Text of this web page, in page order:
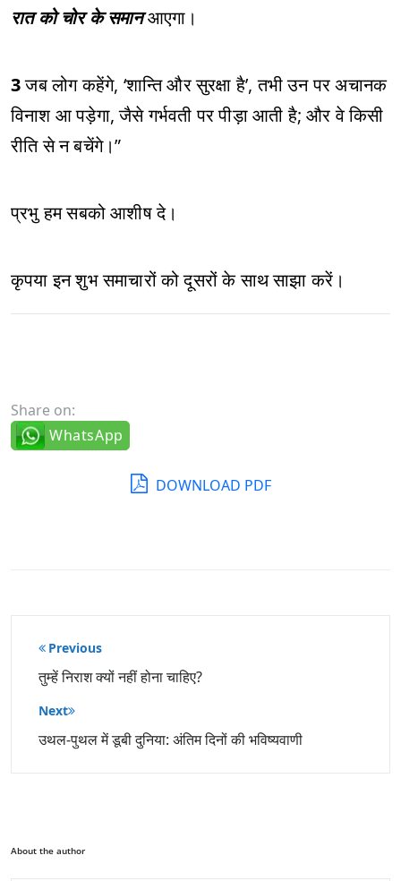
रात को चोर के समानआएगा।
3जब लोग कहेंगे, ‘शान्ति और सुरक्षा है’, तभी उन पर अचानक
विनाश आ पड़ेगा, जैसे गर्भवती पर पीड़ा आती है; और वे किसी
रीति से न बचेंगे।”
प्रभु हम सबको आशीष दे।
कृपया इन शुभ समाचारों को दूसरों के साथ साझा करें।
Share on:
WhatsApp
DOWNLOAD PDF
पोस्ट
नेविगेशन
Previous
तुम्हें निराश क्यों नहीं होना चाहिए?
Next
उथल-पुथल में डूबी दुनिया: अंतिम दिनों की भविष्यवाणी
About the author